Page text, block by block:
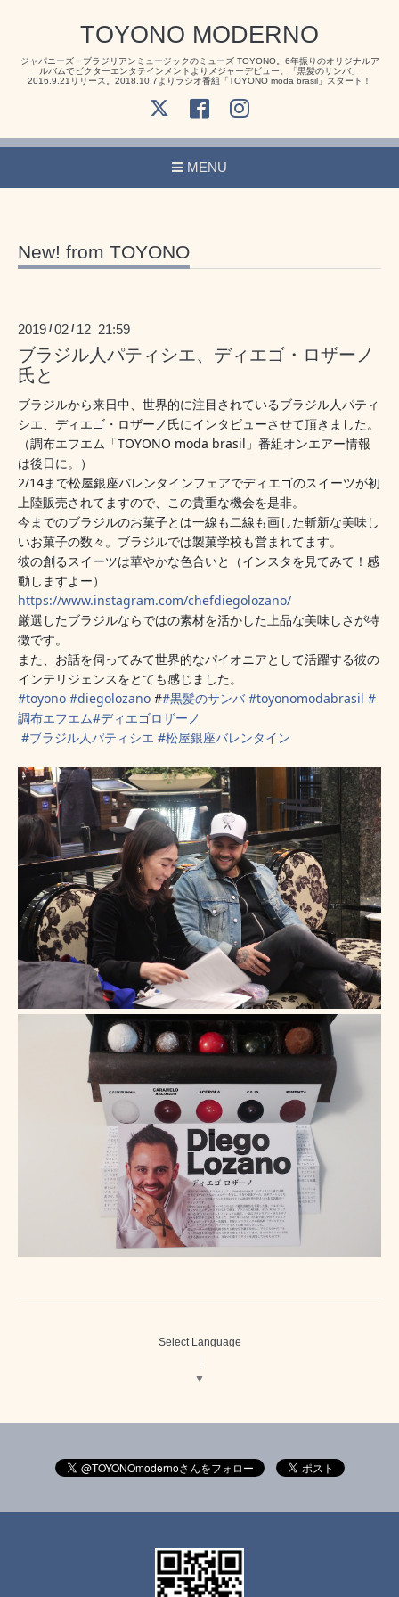
TOYONO MODERNO
ジャパニーズ・ブラジリアンミュージックのミューズ TOYONO。6年振りのオリジナルア
ルバムでビクターエンタテインメントよりメジャーデビュー。「黒髪のサンバ」
2016.9.21リリース。2018.10.7よりラジオ番組「TOYONO moda brasil」スタート！
MENU
New! from TOYONO
2019 /02 / 12 21:59
ブラジル人パティシエ、ディエゴ・ロザーノ
氏と
ブラジルから来日中、世界的に注目されているブラジル人パティ
シエ、ディエゴ・ロザーノ氏にインタビューさせて頂きました。
（調布エフエム「TOYONO moda brasil」番組オンエアー情報
は後日に。）
2/14まで松屋銀座バレンタインフェアでディエゴのスイーツが初
上陸販売されてますので、この貴重な機会を是非。
今までのブラジルのお菓子とは一線も二線も画した斬新な美味し
いお菓子の数々。ブラジルでは製菓学校も営まれてます。
彼の創るスイーツは華やかな色合いと（インスタを見てみて！感
動しますよー）
https://www.instagram.com/chefdiegolozano/
厳選したブラジルならではの素材を活かした上品な美味しさが特
徴です。
また、お話を伺ってみて世界的なパイオニアとして活躍する彼の
インテリジェンスをとても感じました。
#toyono #diegolozano ##黒髪のサンバ #toyonomodabrasil #
調布エフエム#ディエゴロザーノ
#ブラジル人パティシエ #松屋銀座バレンタイン
Select Language
▼